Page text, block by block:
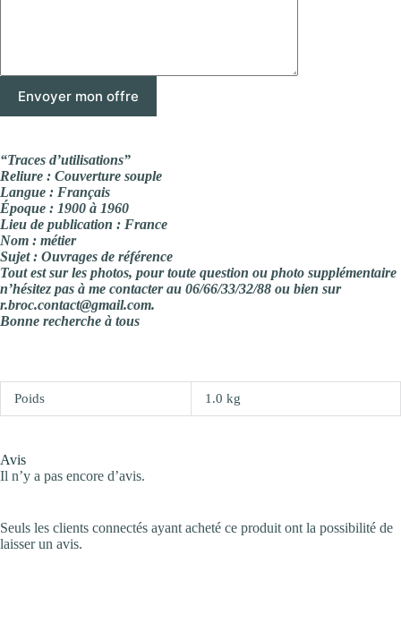
“Traces d’utilisations”
Reliure : Couverture souple
Langue : Français
Époque : 1900 à 1960
Lieu de publication : France
Nom : métier
Sujet : Ouvrages de référence
Tout est sur les photos, pour toute question ou photo supplémentaire
n’hésitez pas à me contacter au 06/66/33/32/88 ou bien sur
r.broc.contact@gmail.com.
Bonne recherche à tous
Poids 1.0 kg
Avis
Il n’y a pas encore d’avis.
Seuls les clients connectés ayant acheté ce produit ont la possibilité de
laisser un avis.